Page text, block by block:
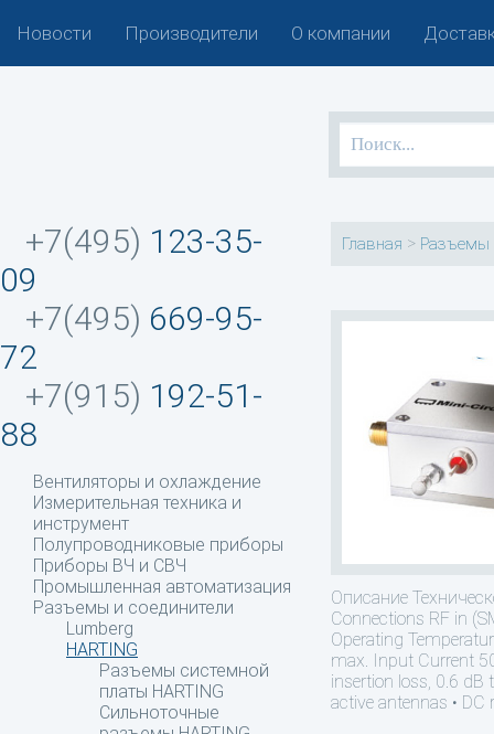
Новости Производители О компании
+7(495) 123-35-
09
+7(495) 669-95-
72
+7(915) 192-51-
88
Вентиляторы и охлаждение
Измерительная техника и
инструмент
Полупроводниковые приборы
Приборы ВЧ и СВЧ
Промышленная автоматизация
Разъемы и соединители
Lumberg
HARTING
Разъемы системной
платы HARTING
Сильноточные
Главная > Разъемы
Описание
Connections RF in
Operating
max. Input Current
insertion loss, 0.6 dB
active antennas • DC